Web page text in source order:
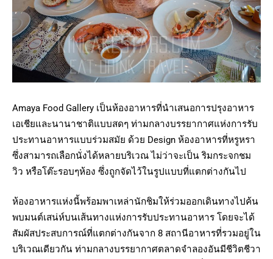
Amaya Food Gallery เป็นห้องอาหารที่นำเสนอการปรุงอาหาร
เอเชียและนานาชาติแบบสดๆ ท่ามกลางบรรยากาศแห่งการรับ
ประทานอาหารแบบร่วมสมัย ด้วย Design ห้องอาหารที่หรูหรา
ซึ่งสามารถเลือกนั่งได้หลายบริเวณ ไม่ว่าจะเป็น ริมกระจกชม
วิว หรือโต๊ะรอบๆห้อง ซึ่งถูกจัดไว้ในรูปแบบที่แตกต่างกันไป
ห้องอาหารแห่งนี้พร้อมพาเหล่านักชิมให้ร่วมออกเดินทางไปค้น
พบมนต์เสน่ห์บนเส้นทางแห่งการรับประทานอาหาร โดยจะได้
สัมผัสประสบการณ์ที่แตกต่างกันจาก 8 สถานีอาหารที่รวมอยู่ใน
บริเวณเดียวกัน ท่ามกลางบรรยากาศตลาดจำลองอันมีชีวิตชีวา